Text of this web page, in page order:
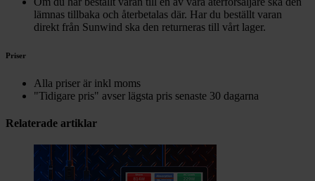
lämnas tillbaka och återbetalas där. Har du beställt varan
direkt från Sunwind ska den returneras till vårt lager.
Priser
Alla priser är inkl moms
"Tidigare pris" avser lägsta pris senaste 30 dagarna
Relaterade artiklar